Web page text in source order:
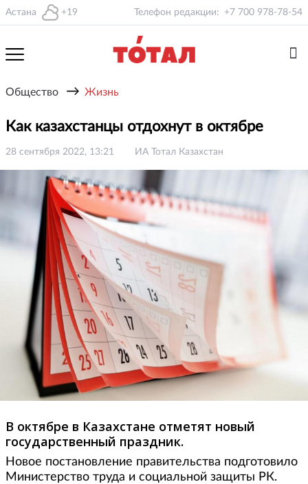
Астана +19 Телефон редакции: +7 700 978-78-54
Общество → Жизнь
Как казахстанцы отдохнут в октябре
28 сентября 2022, 13:21 ИА Тотал Казахстан
В октябре в Казахстане отметят новый
государственный праздник.
Новое постановление правительства подготовило
Министерство труда и социальной защиты РК.